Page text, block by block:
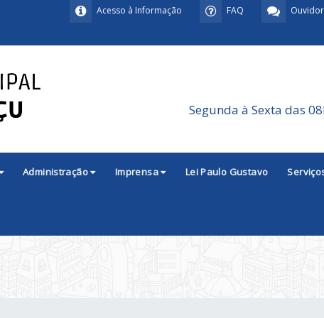
FAQ
Acesso à Informação
Segunda à Sexta das
Administração Imprensa Lei Paulo Gustavo